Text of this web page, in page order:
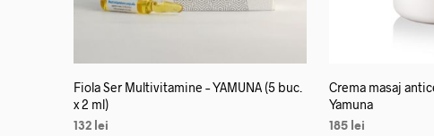
Fiola Ser Multivitamine – YAMUNA (5 buc.
x 2 ml)
132 lei
Crema masaj
Yamuna
185 lei